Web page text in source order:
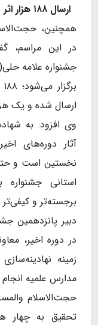
ارسال ۱۸۸ هزار اثر به ۱۵ دوره جشنواره
همچنین،
در این مراسم،
جشنواره علامه
ارسال شده و یک
وی افزود: به
آثار دوره‌های
نخستین است و
استانی
برجسته‌تر و
دبیر پانزدهمین
در دوره اخیر،
زمینه
مدارس علمیه انجام
حجت‌الاسلام
تحقیق به چهار